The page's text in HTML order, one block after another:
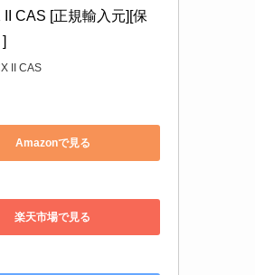
II CAS [正規輸入元][保
II CAS
Amazonで見る
楽天市場で見る